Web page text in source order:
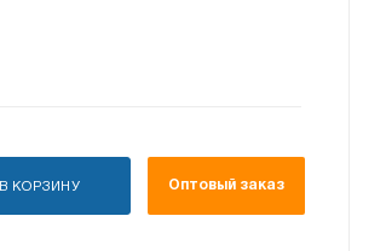
В КОРЗИНУ Оптовый заказ